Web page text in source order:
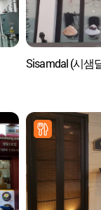
Sisamdal (시샘